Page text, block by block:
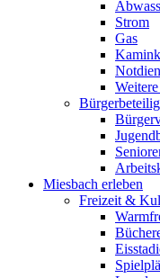
Strom
Gas
Miesbach erleben
Freizeit &